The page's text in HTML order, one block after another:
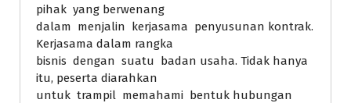
pihak yang berwenang
dalam menjalin kerjasama penyusunan kontrak.
Kerjasama dalam rangka
bisnis dengan suatu badan usaha. Tidak hanya
itu, peserta diarahkan
untuk trampil memahami bentuk hubungan